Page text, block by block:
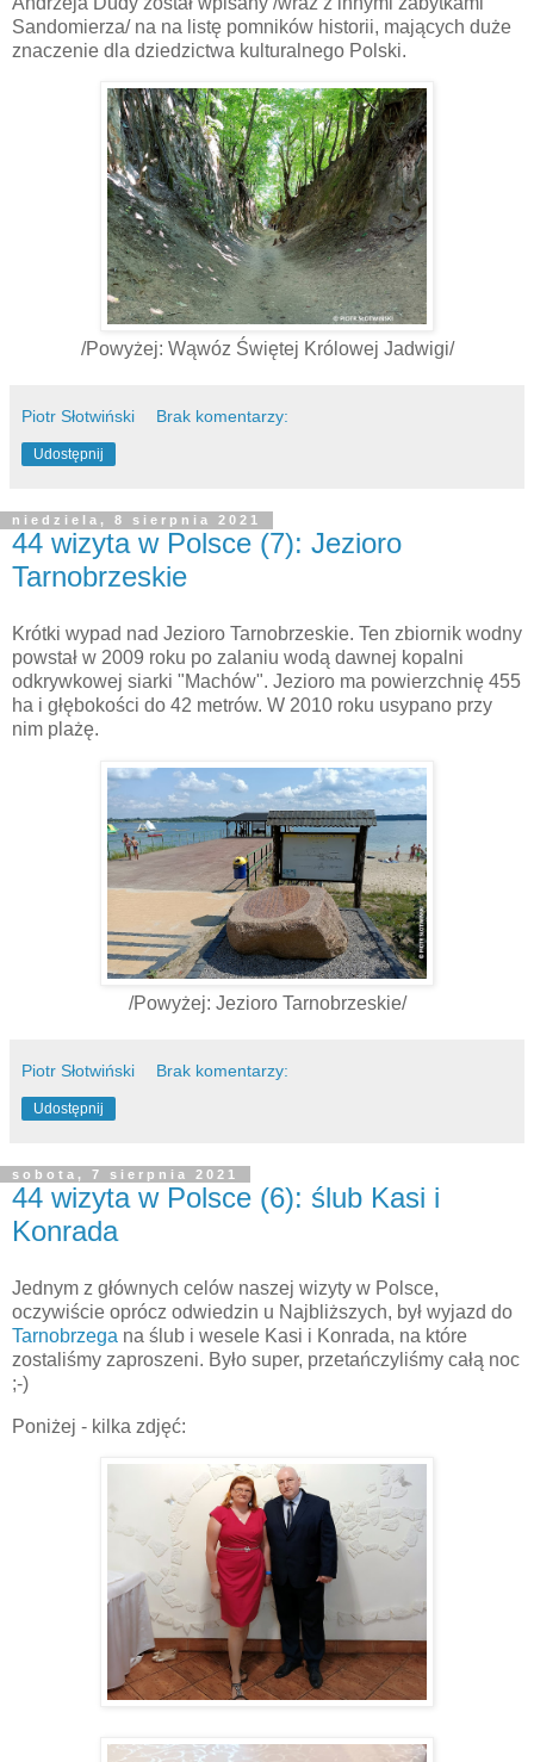
Sandomierza/ na na listę pomników historii, mających duże
znaczenie dla dziedzictwa kulturalnego Polski.
/Powyżej: Wąwóz Świętej Królowej Jadwigi/
Piotr Słotwiński Brak komentarzy:
Udostępnij
niedziela, 8 sierpnia 2021
44 wizyta w Polsce (7): Jezioro
Tarnobrzeskie
Krótki wypad nad Jezioro Tarnobrzeskie. Ten zbiornik wodny
powstał w 2009 roku po zalaniu wodą dawnej kopalni
odkrywkowej siarki "Machów". Jezioro ma powierzchnię 455
ha i głębokości do 42 metrów. W 2010 roku usypano przy
nim plażę.
/Powyżej: Jezioro Tarnobrzeskie/
Piotr Słotwiński Brak komentarzy:
Udostępnij
sobota, 7 sierpnia 2021
44 wizyta w Polsce (6): ślub Kasi i
Konrada
Jednym z głównych celów naszej wizyty w Polsce,
oczywiście oprócz odwiedzin u Najbliższych, był wyjazd do
Tarnobrzega na ślub i wesele Kasi i Konrada, na które
zostaliśmy zaproszeni. Było super, przetańczyliśmy całą noc
;-)
Poniżej - kilka zdjęć: